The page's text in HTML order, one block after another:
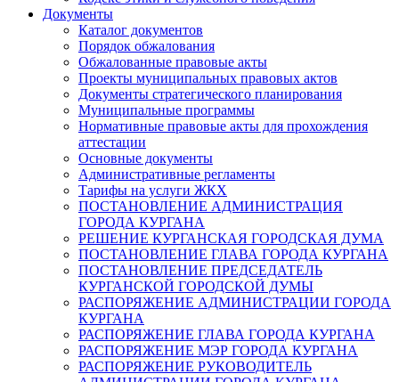
Документы
Каталог документов
Порядок обжалования
Обжалованные правовые акты
Проекты муниципальных правовых актов
Документы стратегического планирования
Муниципальные программы
Нормативные правовые акты для прохождения
аттестации
Основные документы
Административные регламенты
Тарифы на услуги ЖКХ
ПОСТАНОВЛЕНИЕ АДМИНИСТРАЦИЯ
ГОРОДА КУРГАНА
РЕШЕНИЕ КУРГАНСКАЯ ГОРОДСКАЯ ДУМА
ПОСТАНОВЛЕНИЕ ГЛАВА ГОРОДА КУРГАНА
ПОСТАНОВЛЕНИЕ ПРЕДСЕДАТЕЛЬ
КУРГАНСКОЙ ГОРОДСКОЙ ДУМЫ
РАСПОРЯЖЕНИЕ АДМИНИСТРАЦИИ ГОРОДА
КУРГАНА
РАСПОРЯЖЕНИЕ ГЛАВА ГОРОДА КУРГАНА
РАСПОРЯЖЕНИЕ МЭР ГОРОДА КУРГАНА
РАСПОРЯЖЕНИЕ РУКОВОДИТЕЛЬ